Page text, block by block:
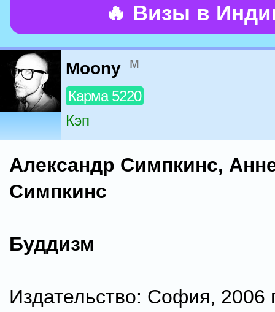
🔥 Визы в
Moony м
Карма 5220
Кэп
Александр Симпкинс,
Симпкинс
Буддизм
Издательство: София, 2006